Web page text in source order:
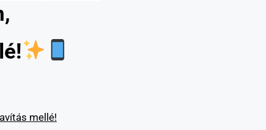
mellé!